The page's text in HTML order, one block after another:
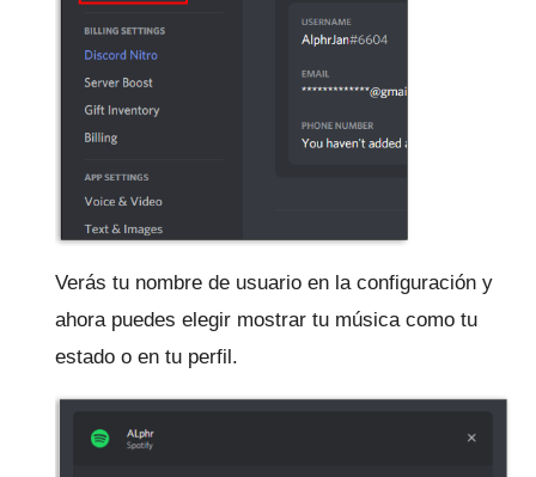
Verás tu nombre de usuario en la configuración y
ahora puedes elegir mostrar tu música como tu
estado o en tu perfil.